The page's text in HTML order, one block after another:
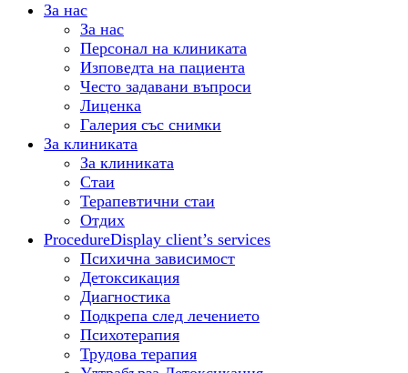
За нас
За нас
Персонал на клиниката
Изповедта на пациента
Често задавани въпроси
Лиценка
Галерия със снимки
За клиниката
За клиниката
Стаи
Терапевтични стаи
Отдих
ProcedureDisplay client’s services
Психична зависимост
Детоксикация
Диагностика
Подкрепа след лечението
Психотерапия
Трудова терапия